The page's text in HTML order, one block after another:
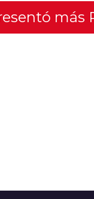
más